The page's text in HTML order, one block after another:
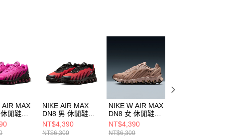
科技股份有限公司將有權停止該用戶之使用額度並採取法律行
AIR MAX
閒鞋
NIKE AIR MAX
DN8 男 休閒鞋
FQ7860008
NT$4,390
NT$6,300
NIKE W AIR MAX
DN8 女 休閒鞋
HF5509900
NT$4,390
NT$6,300